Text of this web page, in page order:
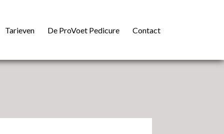
Tarieven De ProVoet Pedicure Contact